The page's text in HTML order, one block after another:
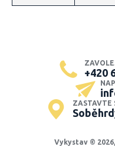
+420
ZASTAVTE
Vykystav ©